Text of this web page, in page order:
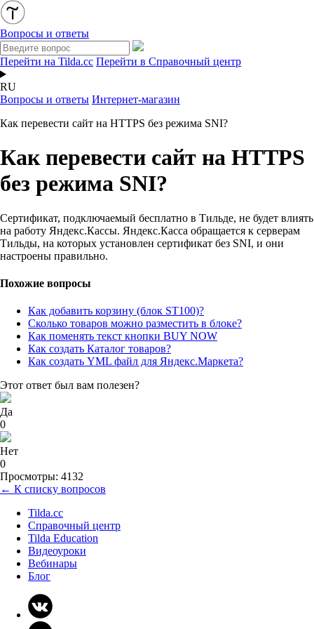
Вопросы и ответы
Перейти на Tilda.cc Перейти в Справочный центр
RU
Вопросы и ответы Интернет-магазин
Как перевести сайт на HTTPS без режима SNI?
Как перевести сайт на HTTPS
без режима SNI?
Сертификат, подключаемый бесплатно в Тильде, не будет влиять
на работу Яндекс.Кассы. Яндекс.Касса обращается к серверам
Тильды, на которых установлен сертификат без SNI, и они
настроены правильно.
Похожие вопросы
Как добавить корзину (блок ST100)?
Сколько товаров можно разместить в блоке?
Как поменять текст кнопки BUY NOW
Как создать Каталог товаров?
Как создать YML файл для Яндекс.Маркета?
Этот ответ был вам полезен?
Да
0
Нет
0
Просмотры: 4132
← К списку вопросов
Tilda.cc
Справочный центр
Tilda Education
Видеоуроки
Вебинары
Блог